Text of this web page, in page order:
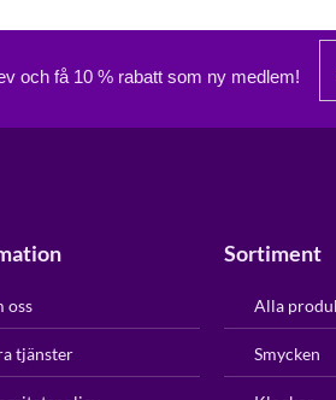
och få 10 % rabatt som ny medlem!
oss
tjänster
Sortiment
Alla
Smycken